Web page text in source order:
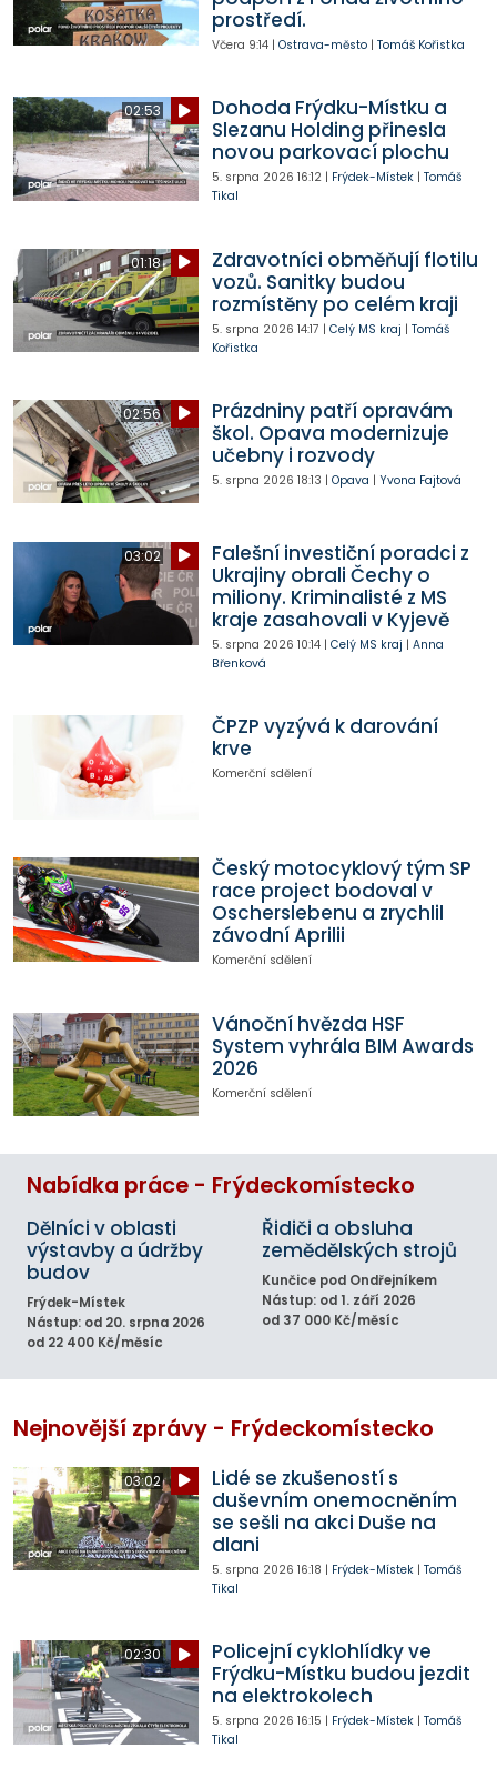
prostředí.
Včera 9:14| Ostrava-město| Tomáš Kořistka
02:53
Dohoda Frýdku-Místku a
Slezanu Holding přinesla
novou parkovací plochu
5. srpna 2026 16:12| Frýdek-Místek| Tomáš
Tikal
01:18
Zdravotníci obměňují flotilu
vozů. Sanitky budou
rozmístěny po celém kraji
5. srpna 2026 14:17 | Celý MS kraj | Tomáš
Kořistka
02:56
Prázdniny patří opravám
škol. Opava modernizuje
učebny i rozvody
5. srpna 2026 18:13 | Opava | Yvona Fajtová
03:02
Falešní investiční poradci z
Ukrajiny obrali Čechy o
miliony. Kriminalisté z MS
kraje zasahovali v Kyjevě
5. srpna 2026 10:14| Celý MS kraj | Anna
Břenková
ČPZP vyzývá k darování
krve
Komerční sdělení
Český motocyklový tým SP
race project bodoval v
Oscherslebenu a zrychlil
závodní Aprilii
Komerční sdělení
Vánoční hvězda HSF
System vyhrála BIM Awards
2026
Komerční sdělení
Nabídka práce - Frýdeckomístecko
Dělníci v oblasti
výstavby a údržby
budov
Frýdek-Místek
Nástup: od 20. srpna 2026
od 22 400 Kč/měsíc
Řidiči a obsluha
zemědělských strojů
Kunčice pod Ondřejníkem
Nástup: od 1. září 2026
od 37 000 Kč/měsíc
Nejnovější zprávy - Frýdeckomístecko
03:02
Lidé se zkušeností s
duševním onemocněním
se sešli na akci Duše na
dlani
5. srpna 2026 16:18 | Frýdek-Místek| Tomáš
Tikal
02:30
Policejní cyklohlídky ve
Frýdku-Místku budou jezdit
na elektrokolech
5. srpna 2026 16:15 | Frýdek-Místek| Tomáš
Tikal